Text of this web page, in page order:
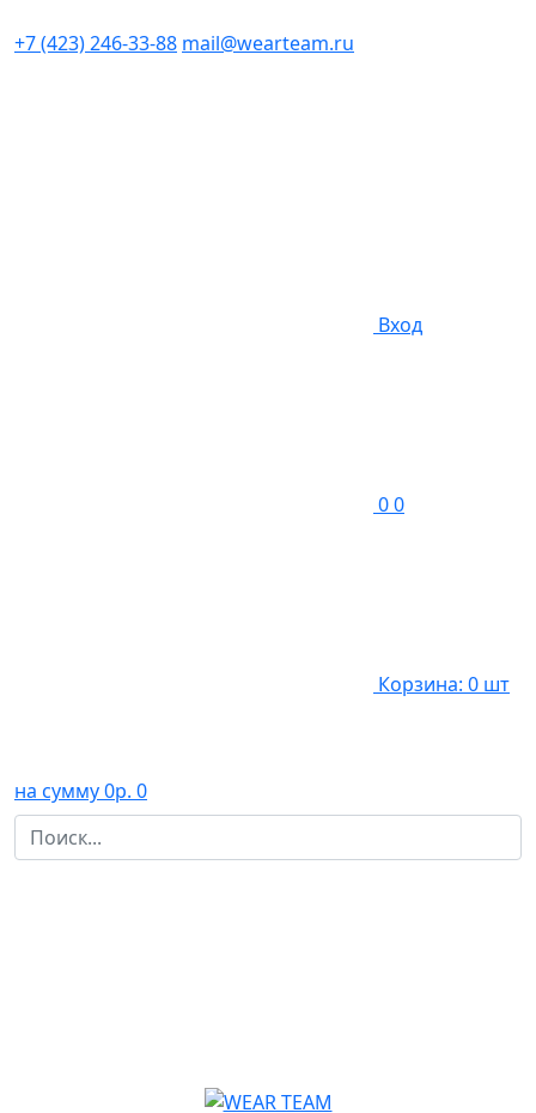
+7 (423) 246-33-88 mail@wearteam.ru
Вход
00
Корзина: 0 шт
на сумму 0р. 0